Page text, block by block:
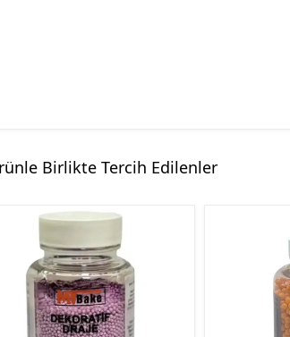
Birlikte Tercih Edilenler